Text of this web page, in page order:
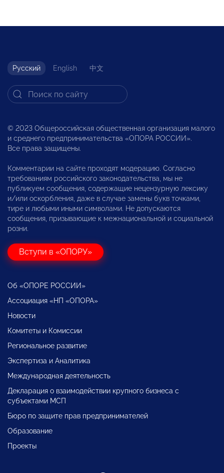
Русский English 中文
© 2023 Общероссийская общественная организация малого
и среднего предпринимательства «ОПОРА РОССИИ».
Все права защищены.
Комментарии на сайте проходят модерацию. Согласно
требованиям российского законодательства, мы не
публикуем сообщения, содержащие нецензурную лексику
и/или оскорбления, даже в случае замены букв точками,
тире и любыми иными символами. Не допускаются
сообщения, призывающие к межнациональной и социальной
розни.
Вступи в «ОПОРУ»
Об «ОПОРЕ РОССИИ»
Ассоциация «НП «ОПОРА»
Новости
Комитеты и Комиссии
Региональное развитие
Экспертиза и Аналитика
Международная деятельность
Декларация о взаимодействии крупного бизнеса с
субъектами МСП
Бюро по защите прав предпринимателей
Образование
Проекты